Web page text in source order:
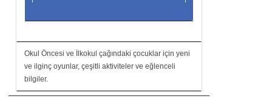
Okul Öncesi ve İlkokul çağındaki çocuklar için yeni
ve ilginç oyunlar, çeşitli aktiviteler ve eğlenceli
bilgiler.